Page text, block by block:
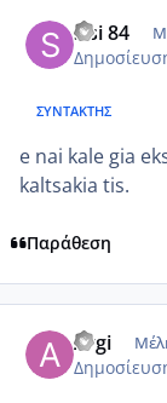
sisi 84
ΣΥΝΤΆΚΤΗΣ
e nai kale gia
kaltsakia tis.
Παράθεση
Argi